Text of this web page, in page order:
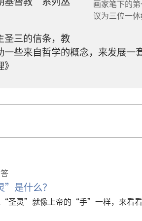
画家笔下的
议为三位一
圣三的信条，教
一些来自哲学的概念，来发展
”是什么？
圣灵”就像上帝的“手”一样，来看看